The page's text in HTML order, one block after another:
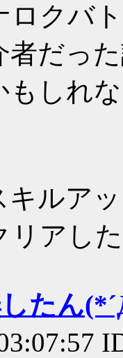
ロクバ
者だっ
もしれ
キルア
リアし
たん